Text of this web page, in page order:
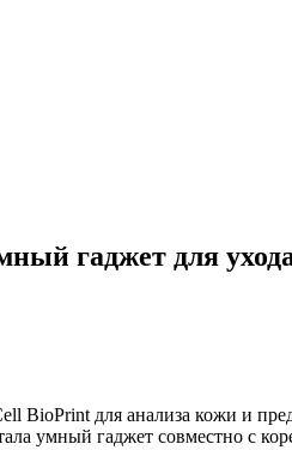
гаджет для
BioPrint для анализа кожи и
умный гаджет совместно с